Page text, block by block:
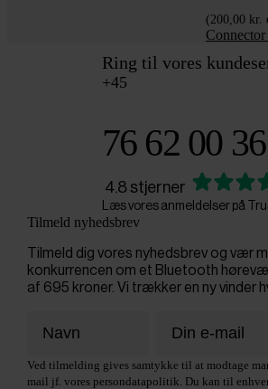
(200,00 kr.
Ring til vores
+45
76 62 00 36
4.8 stjerner
Læs vores anmeldelser på
Tilmeld nyhedsbrev
Tilmeld dig vores nyhedsbrev og vær
konkurrencen om et Bluetooth
af 695 kroner. Vi trækker en ny vinder
Ved tilmelding gives samtykke til at modtage
mail jf. vores persondatapolitik. Du kan til